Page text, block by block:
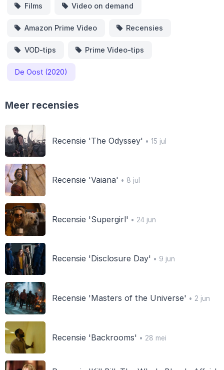
Films Video on demand
Amazon Prime Video Recensies
VOD-tips Prime Video-tips
De Oost (2020)
Meer recensies
Recensie 'The Odyssey' • 15 jul
Recensie 'Vaiana' • 8 jul
Recensie 'Supergirl' • 24 jun
Recensie 'Disclosure Day' • 9 jun
Recensie 'Masters of the Universe' • 2 jun
Recensie 'Backrooms' • 28 mei